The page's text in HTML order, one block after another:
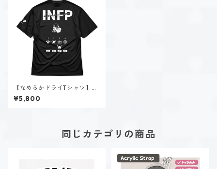
【なめらかドライTシャツ】夜
月 夢乃（INFP）｜ブラック
¥5,800
同じカテゴリの商品